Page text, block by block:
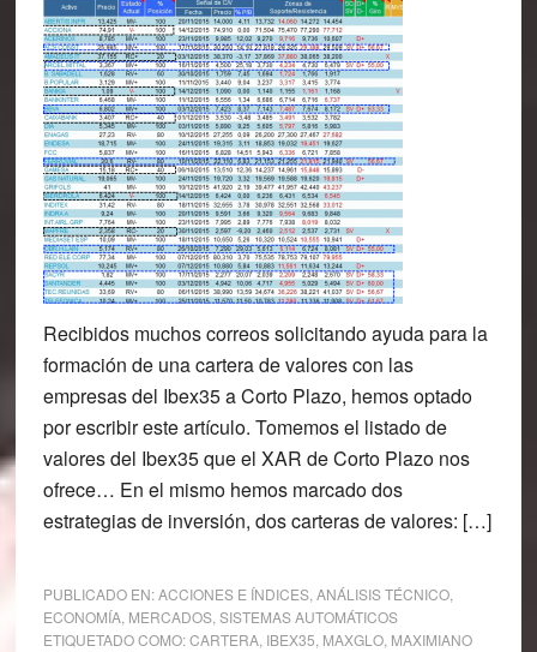
Recibidos muchos correos solicitando ayuda para la
formación de una cartera de valores con las
empresas del Ibex35 a Corto Plazo, hemos optado
por escribir este artículo. Tomemos el listado de
valores del Ibex35 que el XAR de Corto Plazo nos
ofrece… En el mismo hemos marcado dos
estrategias de inversión, dos carteras de valores: […]
PUBLICADO EN:ACCIONES E ÍNDICES, ANÁLISIS TÉCNICO,
ECONOMÍA, MERCADOS, SISTEMAS AUTOMÁTICOS
ETIQUETADO COMO:CARTERA, IBEX35 MAXGLO, MAXIMIANO